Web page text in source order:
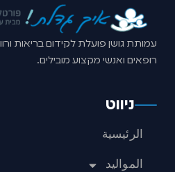
עמותת גושן פועלת לקידום בריאות
רופאים ואנשי מקצוע מובילים.
ניווט
الرئيسية
المواليد